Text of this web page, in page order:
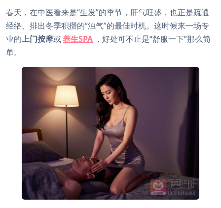
春天，在中医看来是“生发”的季节，肝气旺盛，也正是疏通
经络、排出冬季积攒的“浊气”的最佳时机。这时候来一场专
业的上门按摩或养生SPA ，好处可不止是“舒服一下”那么简
单。